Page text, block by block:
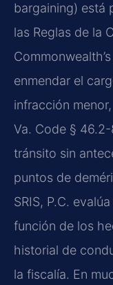
bargaining) está
las Reglas de la
enmendar el
infracción
Va. Code §
tránsito sin
puntos de
SRIS, P.C.
función de los
historial de
la fiscalía. En